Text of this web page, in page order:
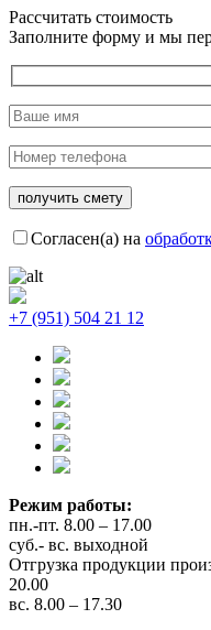
Рассчитать стоимость
Заполните форму и мы
Согласен(а) на
+7 (951) 504 21 12
Режим работы:
пн.-пт. 8.00 – 17.00
суб.- вс. выходной
Отгрузка продукции
20.00
вс. 8.00 – 17.30